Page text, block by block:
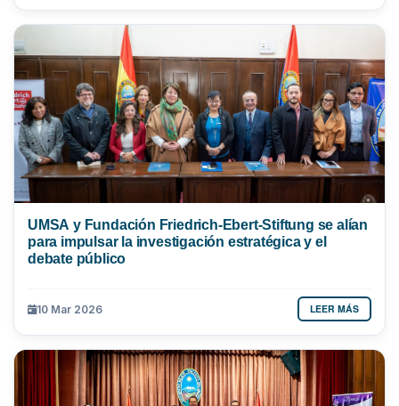
UMSA y Fundación Friedrich-Ebert-Stiftung se alían
para impulsar la investigación estratégica y el
debate público
10 Mar 2026 LEER MÁS